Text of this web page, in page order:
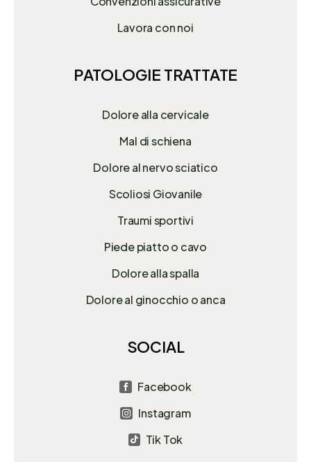
Lavora con noi
PATOLOGIE TRATTATE
Dolore alla cervicale
Mal di schiena
Dolore al nervo sciatico
Scoliosi Giovanile
Traumi sportivi
Piede piatto o cavo
Dolore alla spalla
Dolore al ginocchio o anca
SOCIAL
 Facebook
 Instagram
 Tik Tok